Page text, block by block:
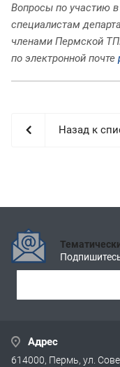
Вопросы по участию
специалистам
членами Пермской
по электронной почте
Назад к
Адрес
614000, Пермь, ул.